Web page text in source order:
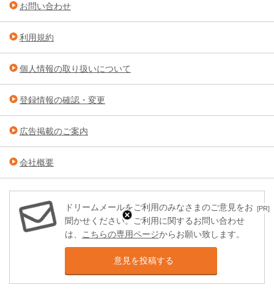
[PR]
お問い合わせ
利用規約
個人情報の取り扱いについて
登録情報の確認・変更
広告掲載のご案内
会社概要
ドリームメールをご利用のみなさまのご意見をお
聞かせください。ご利用に関するお問い合わせ
は、
こちらの専用ページからお願い致します。
意見を投稿する